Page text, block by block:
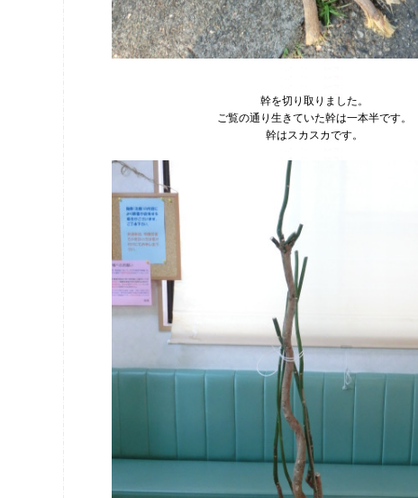
幹を切り取りました。
ご覧の通り生きていた幹は一本半です。
幹はスカスカです。